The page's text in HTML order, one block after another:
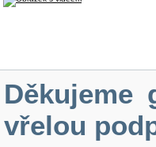
Děkujeme
vřelou